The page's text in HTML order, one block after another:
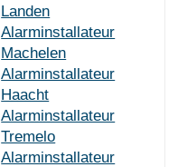
Landen
Alarminstallateur
Machelen
Alarminstallateur
Haacht
Alarminstallateur
Tremelo
Alarminstallateur